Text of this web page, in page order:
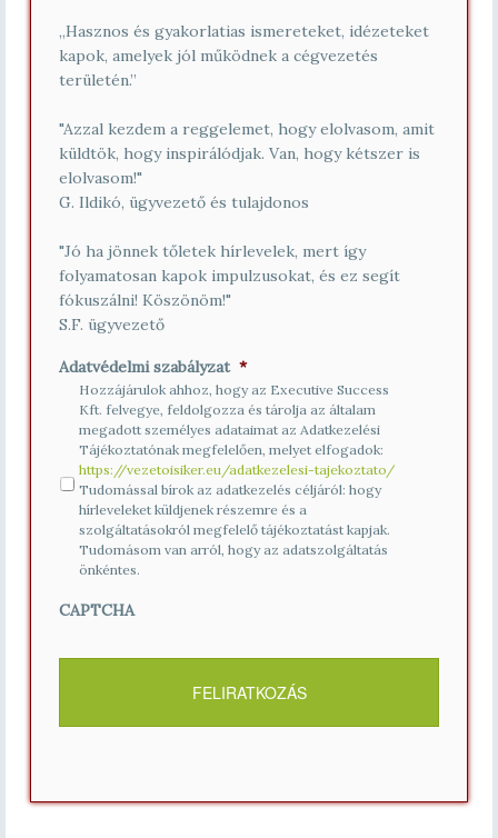
„Hasznos és gyakorlatias ismereteket, idézeteket
kapok, amelyek jól működnek a cégvezetés
területén.”
"Azzal kezdem a reggelemet, hogy elolvasom, amit
küldtök, hogy inspirálódjak. Van, hogy kétszer is
elolvasom!"
G. Ildikó, ügyvezető és tulajdonos
"Jó ha jönnek tőletek hírlevelek, mert így
folyamatosan kapok impulzusokat, és ez segít
fókuszálni! Köszönöm!"
S.F. ügyvezető
Adatvédelmi szabályzat *
Hozzájárulok ahhoz, hogy az Executive Success
Kft. felvegye, feldolgozza és tárolja az általam
megadott személyes adataimat az Adatkezelési
Tájékoztatónak megfelelően, melyet elfogadok:
https://vezetoisiker.eu/adatkezelesi-tajekoztato/
Tudomással bírok az adatkezelés céljáról: hogy
hírleveleket küldjenek részemre és a
szolgáltatásokról megfelelő tájékoztatást kapjak.
Tudomásom van arról, hogy az adatszolgáltatás
önkéntes.
CAPTCHA